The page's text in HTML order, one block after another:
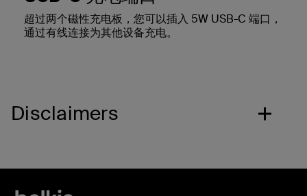
超过两个磁性充电板，您可以插入 5W USB-C 端口，
通过有线连接为其他设备充电。
Disclaimers